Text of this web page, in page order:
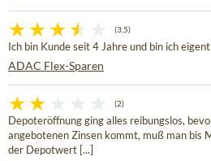
(3,5)
Ich bin Kunde seit 4 Jahre und bin ich
ADAC Flex-Sparen
(2)
Depoteröffnung ging alles reibungslos,
angebotenen Zinsen kommt, muß man bis
der Depotwert [...]